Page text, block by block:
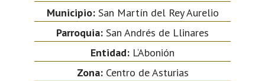
Municipio:San Martín del Rey Aurelio
Parroquia: San Andrés de Llinares
Entidad: L‘Abonión
Zona:Centro de Asturias